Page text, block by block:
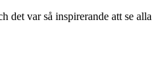
det var så inspirerande att se alla